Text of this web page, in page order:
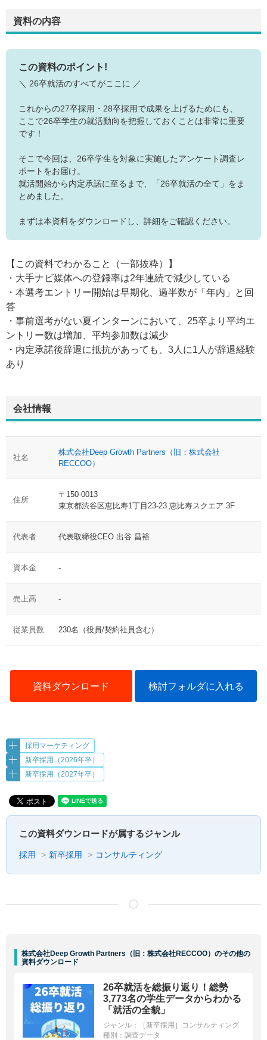
資料の内容
この資料のポイント!
＼ 26卒就活のすべてがここに ／
これからの27卒採用・28卒採用で成果を上げるためにも、
ここで26卒学生の就活動向を把握しておくことは非常に重要
です！
そこで今回は、26卒学生を対象に実施したアンケート調査レ
ポートをお届け。
就活開始から内定承諾に至るまで、「26卒就活の全て」をま
とめました。
まずは本資料をダウンロードし、詳細をご確認ください。
【この資料でわかること（一部抜粋）】
・大手ナビ媒体への登録率は2年連続で減少している
・本選考エントリー開始は早期化、過半数が「年内」と回
答
・事前選考がない夏インターンにおいて、25卒より平均エ
ントリー数は増加、平均参加数は減少
・内定承諾後辞退に抵抗があっても、3人に1人が辞退経験
あり
会社情報
社名
株式会社Deep Growth Partners（旧：株式会社
RECCOO）
住所
〒150-0013
東京都渋谷区恵比寿1丁目23-23 恵比寿スクエア 3F
代表者 代表取締役CEO 出谷 昌裕
資本金 -
売上高 -
従業員数 230名（役員/契約社員含む）
資料ダウンロード 検討フォルダに入れる
採用マーケティング
新卒採用（2026年卒）
新卒採用（2027年卒）
この資料ダウンロードが属するジャンル
採用 新卒採用 コンサルティング
株式会社Deep Growth Partners（旧：株式会社RECCOO）のその他の
資料ダウンロード
26卒就活を総振り返り！総勢
3,773名の学生データからわかる
「就活の全貌」
ジャンル：
［新卒採用］コンサルティング
種別： 調査データ